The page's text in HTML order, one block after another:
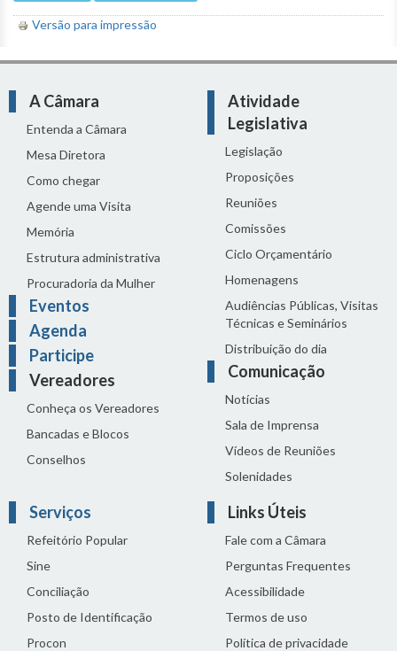
Versão para impressão
A Câmara
Entenda a Câmara
Mesa Diretora
Como chegar
Agende uma Visita
Memória
Estrutura administrativa
Procuradoria da Mulher
Eventos
Agenda
Participe
Vereadores
Conheça os Vereadores
Bancadas e Blocos
Conselhos
Atividade
Legislativa
Legislação
Proposições
Reuniões
Comissões
Ciclo Orçamentário
Homenagens
Audiências Públicas, Visitas
Técnicas e Seminários
Distribuição do dia
Comunicação
Notícias
Sala de Imprensa
Vídeos de Reuniões
Solenidades
Serviços
Refeitório Popular
Sine
Conciliação
Posto de Identificação
Procon
Links Úteis
Fale com a Câmara
Perguntas Frequentes
Acessibilidade
Termos de uso
Política de privacidade